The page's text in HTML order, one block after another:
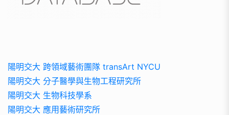
陽明交大 跨領域藝術團隊 transArt NYCU
陽明交大 分子醫學與生物工程研究所
陽明交大 生物科技學系
陽明交大 應用藝術研究所